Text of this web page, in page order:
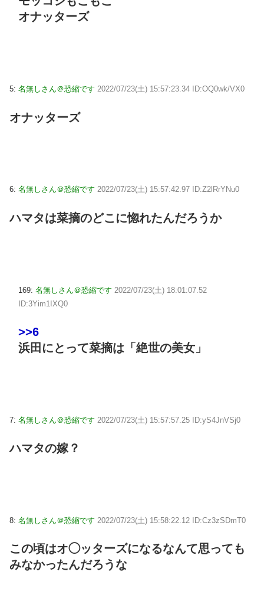
オナッターズ
5: 名無しさん＠恐縮です 2022/07/23(土) 15:57:23.34 ID:OQ0wk/VX0
オナッターズ
6: 名無しさん＠恐縮です 2022/07/23(土) 15:57:42.97 ID:Z2lRrYNu0
ハマタは菜摘のどこに惚れたんだろうか
169: 名無しさん＠恐縮です 2022/07/23(土) 18:01:07.52
ID:3Yim1IXQ0
>>6
浜田にとって菜摘は「絶世の美女」
7: 名無しさん＠恐縮です 2022/07/23(土) 15:57:57.25 ID:yS4JnVSj0
ハマタの嫁？
8: 名無しさん＠恐縮です 2022/07/23(土) 15:58:22.12 ID:Cz3zSDmT0
この頃はオ◯ッターズになるなんて思っても
みなかったんだろうな